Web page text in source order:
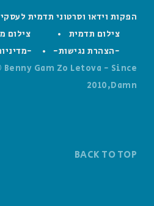
הפקות וידאו וסרטוני תדמית
צילום תדמית
צילום
-הצהרת נגישות-
-
Gam Zo Letova - Since
2010,Damn
BACK TO TOP